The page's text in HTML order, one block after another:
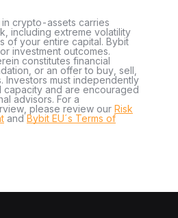
in crypto-assets carries
including extreme volatility
of your entire capital. Bybit
investment outcomes.
constitutes financial
or an offer to buy, sell,
Investors must independently
capacity and are encouraged
advisors. For a
please review our Risk
andBybit EU´s Terms of